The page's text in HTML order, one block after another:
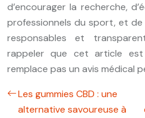
d’encourager la recherche,
professionnels du sport, et
responsables et
rappeler que cet article
remplace pas un avis médical
Les gummies CBD : une
alternative savoureuse à